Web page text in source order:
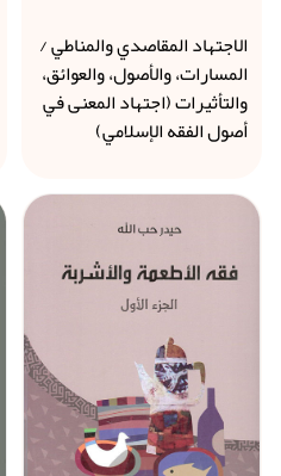
الاجتهاد المقاصدي والمناطي /
المسارات، والأصول، والعوائق،
والتأثيرات (اجتهاد المعنى في
أصول الفقه الإسلامي)